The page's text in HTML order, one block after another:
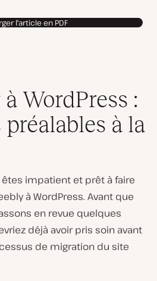
l'article en PDF
WordPress :
à la
impatient et prêt à faire
à WordPress. Avant que
en revue quelques
déjà avoir pris soin avant
de migration du site